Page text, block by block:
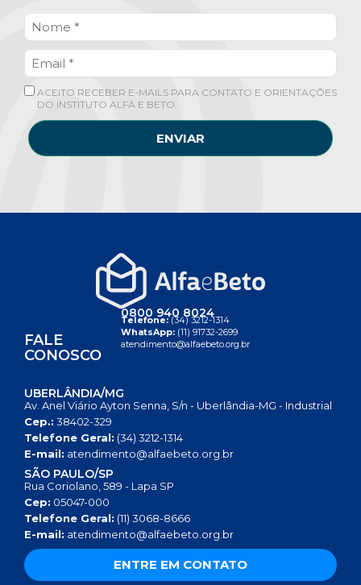
ACEITO RECEBER E-MAILS PARA CONTATO E ORIENTAÇÕES
DO INSTITUTO ALFA E BETO.
ENVIAR
FALE
CONOSCO
0800 940 8024
Telefone:(34) 3212-1314
WhatsApp: (11) 91732-2699
atendimento@alfaebeto.org.br
UBERLÂNDIA/MG
Av. Anel Viário Ayton Senna, S/n - Uberlândia-MG - Industrial
Cep.: 38402-329
Telefone Geral: (34) 3212-1314
E-mail: atendimento@alfaebeto.org.br
SÃO PAULO/SP
Rua Coriolano, 589 - Lapa SP
Cep: 05047-000
Telefone Geral: (11) 3068-8666
E-mail: atendimento@alfaebeto.org.br
ENTRE EM CONTATO